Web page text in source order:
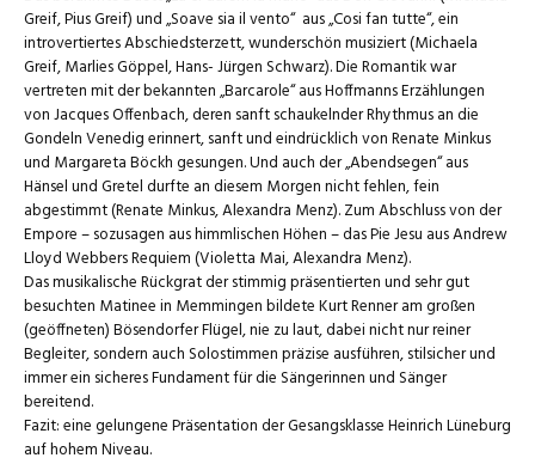
Greif, Pius Greif) und „Soave sia il vento“ aus „Cosi fan tutte“, ein
introvertiertes Abschiedsterzett, wunderschön musiziert (Michaela
Greif, Marlies Göppel, Hans- Jürgen Schwarz). Die Romantik war
vertreten mit der bekannten „Barcarole“ aus Hoffmanns Erzählungen
von Jacques Offenbach, deren sanft schaukelnder Rhythmus an die
Gondeln Venedig erinnert, sanft und eindrücklich von Renate Minkus
und Margareta Böckh gesungen. Und auch der „Abendsegen“ aus
Hänsel und Gretel durfte an diesem Morgen nicht fehlen, fein
abgestimmt (Renate Minkus, Alexandra Menz). Zum Abschluss von der
Empore – sozusagen aus himmlischen Höhen – das Pie Jesu aus Andrew
Lloyd Webbers Requiem (Violetta Mai, Alexandra Menz).
Das musikalische Rückgrat der stimmig präsentierten und sehr gut
besuchten Matinee in Memmingen bildete Kurt Renner am großen
(geöffneten) Bösendorfer Flügel, nie zu laut, dabei nicht nur reiner
Begleiter, sondern auch Solostimmen präzise ausführen, stilsicher und
immer ein sicheres Fundament für die Sängerinnen und Sänger
bereitend.
Fazit: eine gelungene Präsentation der Gesangsklasse Heinrich Lüneburg
auf hohem Niveau.